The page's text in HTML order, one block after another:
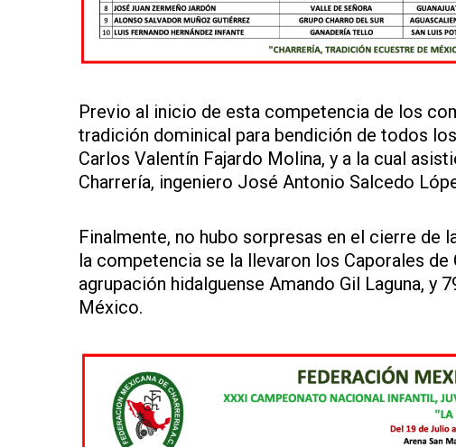
Previo al inicio de esta competencia de los
tradición dominical para bendición de todos
Carlos Valentín Fajardo Molina, y a la cual
Charrería, ingeniero José Antonio Salcedo
Finalmente, no hubo sorpresas en el cierre de
la competencia se la llevaron los Caporales
agrupación hidalguense Amando Gil Laguna, y
México.